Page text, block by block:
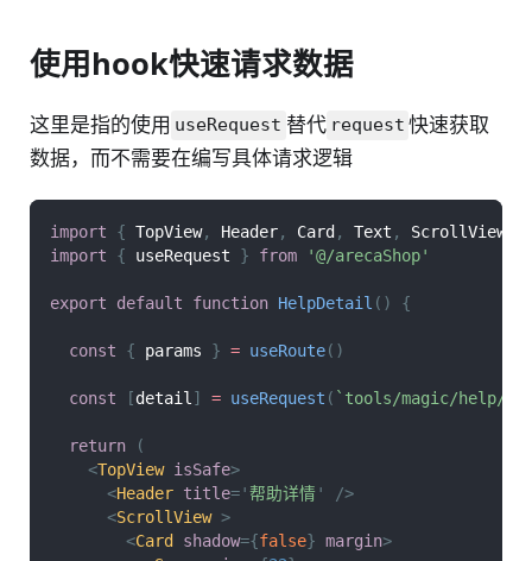
使用hook快速请求数据
这里是指的使用 useRequest 替代 request 快速获取
数据，而不需要在编写具体请求逻辑
import { TopView, Header, Card , Text , ScrollView
import
{ useRequest } from '@/arecaShop'
export default function HelpDetail ( ) {
const { params } = useRoute( )
const [detail ] = useRequest ( ` tools/magic/help/
return
(
<TopView isSafe>
<Header title='帮助详情 '
/>
<ScrollView >
<Card shadow={false} margin>